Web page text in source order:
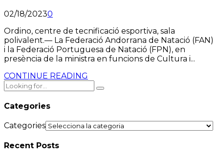
02/18/20230
Ordino, centre de tecnificació esportiva, sala
polivalent.— La Federació Andorrana de Natació (FAN)
i la Federació Portuguesa de Natació (FPN), en
presència de la ministra en funcions de Cultura i...
CONTINUE READING
Categories
Categories
Recent Posts